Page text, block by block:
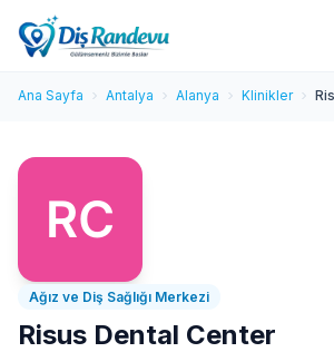
Ana Sayfa Antalya Alanya Klinikler
Ağız ve Diş Sağlığı Merkezi
Risus Dental Center